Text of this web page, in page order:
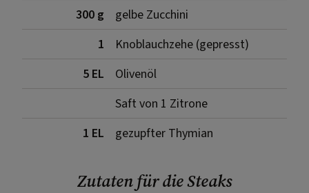
300 g
gelbe Zucchini
1
Knoblauchzehe (gepresst)
5 EL
Olivenöl
Saft von 1 Zitrone
1 EL
gezupfter Thymian
Zutaten für die Steaks